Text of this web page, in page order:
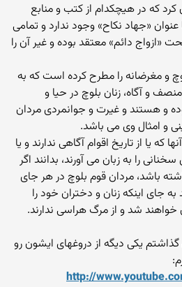
کرد که در هیچکدام از کتب و منابع
«جهاد نکاح» وجود ندارد و تمامی
دائم» معتقد بوده و غیر آن را
و مغرضانه را مطرح کرده است که به
و آگاه، زنان بلوچ در حیا و
و هستند و غیرت و جوانمردی مردان
و امثال وی می باشد.
که یا از تاریخ اقوام آگاهی ندارند و یا
را به زبان می آورند، بدانند اگر
باشد، مردان قوم بلوچ در هر جای
جای اینکه زنان و دختران خود را
خواهند شد و از مرگ هراسی ندارند.
گذاشتم یکی دیگه از دروغهای ایشون رو
http://